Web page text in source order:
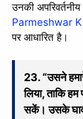
उनकी
Parmeshwar
पर आधारित है।
23. “उसने
लिया, ताकि हम
सकें। उसके